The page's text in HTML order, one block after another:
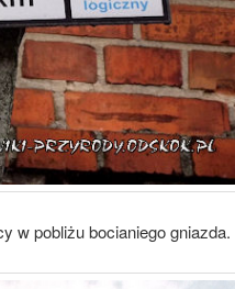
w pobliżu bocianiego gniazda.